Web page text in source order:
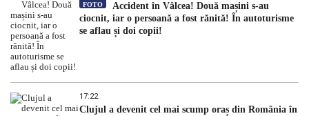
FOTO
Accident în Vâlcea! Două mașini s-au
ciocnit, iar o persoană a fost rănită! În autoturisme
se aflau și doi copii!
17:22
Clujul a devenit cel mai scump oraș din România în